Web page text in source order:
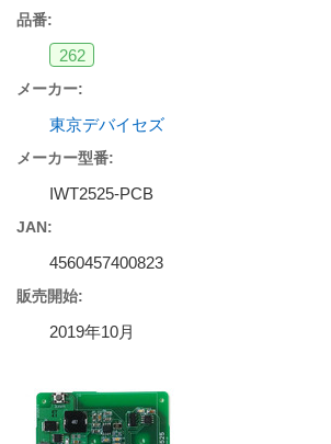
品番:
262
メーカー:
東京デバイセズ
メーカー型番:
IWT2525-PCB
JAN:
4560457400823
販売開始:
2019年10月